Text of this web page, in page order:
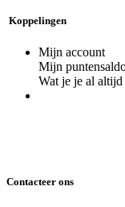
Koppelingen
Mijn account
Mijn
Wat je je al
Contacteer ons